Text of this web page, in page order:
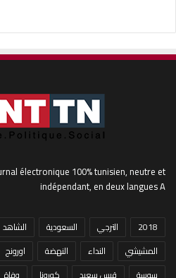
électronique 100% tunisien, neutre et
indépendant, en deux langues A
2018 الترجي السعودية الشاهد
المشيشي
النداء النهضة اورونج
سوسة
قيس سعيد كورونا وفاة